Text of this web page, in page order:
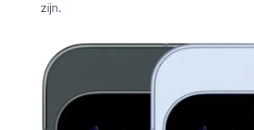
zijn.